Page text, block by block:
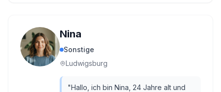
Nina
Sonstige
Ludwigsburg
"Hallo, ich bin Nina, 24 Jahre alt und